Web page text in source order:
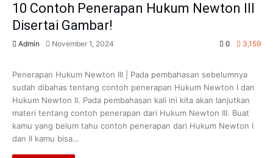
10 Contoh Penerapan Hukum Newton III
Disertai Gambar!
Admin November 1, 2024 0 3,159
Penerapan Hukum Newton III | Pada pembahasan sebelumnya
sudah dibahas tentang contoh penerapan Hukum Newton I dan
Hukum Newton II. Pada pembahasan kali ini kita akan lanjutkan
materi tentang contoh penerapan dari Hukum Newton III. Buat
kamu yang belum tahu contoh penerapan dari Hukum Newton I
dan II kamu bisa…